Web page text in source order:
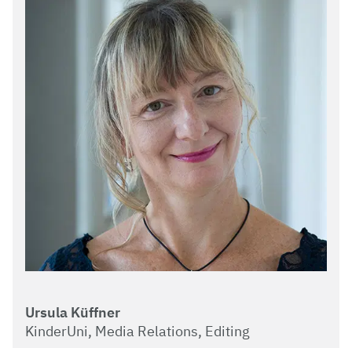
Ursula Küffner
KinderUni, Media Relations, Editing